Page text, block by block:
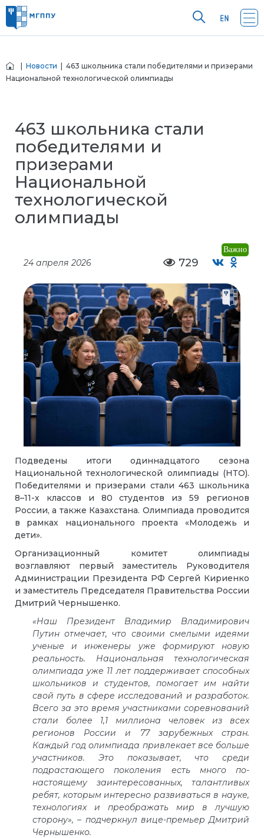
Новости | 463 школьника стали победителями и призерами
Национальной технологической олимпиады
463 школьника стали
победителями и
призерами
Национальной
технологической
олимпиады
Важно
24 апреля 2026 729
Подведены итоги одиннадцатого сезона
Национальной технологической олимпиады (НТО).
Победителями и призерами стали 463 школьника
8–11-х классов и 80 студентов из 59 регионов
России, а также Казахстана. Олимпиада проводится
в рамках национального проекта «Молодежь и
дети».
Организационный комитет олимпиады
возглавляют первый заместитель Руководителя
Администрации Президента РФ Сергей Кириенко
и заместитель Председателя Правительства России
Дмитрий Чернышенко.
«Наш Президент Владимир Владимирович
Путин отмечает, что своими смелыми идеями
ученые и инженеры уже формируют новую
реальность. Национальная технологическая
олимпиада уже 11 лет поддерживает способных
школьников и студентов, помогает им найти
свой путь в сфере исследований и разработок.
Всего за это время участниками соревнований
стали более 1,1 миллиона человек из всех
регионов России и 77 зарубежных стран.
Каждый год олимпиада привлекает все больше
участников. Это показывает, что среди
подрастающего поколения есть много по-
настоящему заинтересованных, талантливых
ребят, которым интересно развиваться в науке,
технологиях и преображать мир в лучшую
сторону», – подчеркнул вице-премьер Дмитрий
Чернышенко.